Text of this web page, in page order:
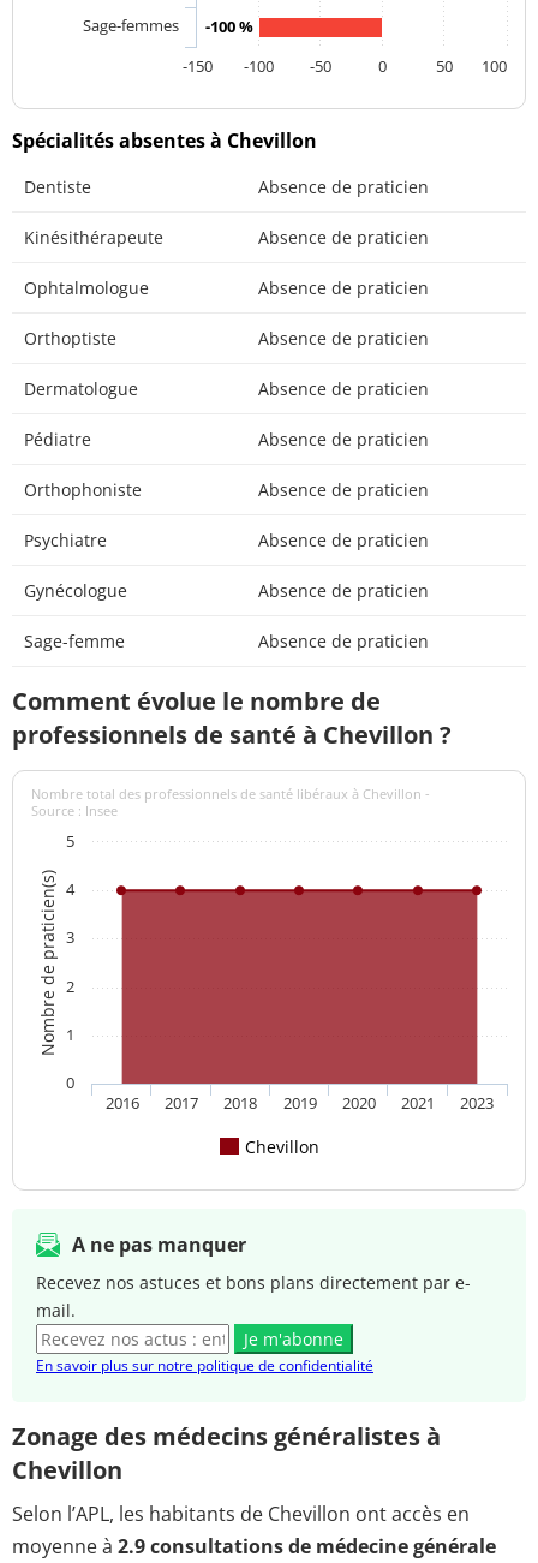
-100 %
Sage-femmes
-100
-50 0 50
-150 100
Spécialités absentes à Chevillon
Dentiste Absence de praticien
Kinésithérapeute Absence de praticien
Ophtalmologue Absence de praticien
Orthoptiste Absence de praticien
Dermatologue Absence de praticien
Pédiatre Absence de praticien
Orthophoniste Absence de praticien
Psychiatre Absence de praticien
Gynécologue Absence de praticien
Sage-femme Absence de praticien
Comment évolue le nombre de
professionnels de santé à Chevillon ?
Nombre de praticien(s)
Nombre total des professionnels de santé libéraux à Chevillon -
Source : Insee
Chevillon
2016 2017 2018 2019 2020 2021 2023
0
1
2
3
4
5
A ne pas manquer
Recevez nos astuces et bons plans directement par e-
mail.
Je m'abonne
En savoir plus sur notre politique de confidentialité
Zonage des médecins généralistes à
Chevillon
Selon l’APL, les habitants de Chevillon ont accès en
moyenne à 2.9 consultations de médecine générale